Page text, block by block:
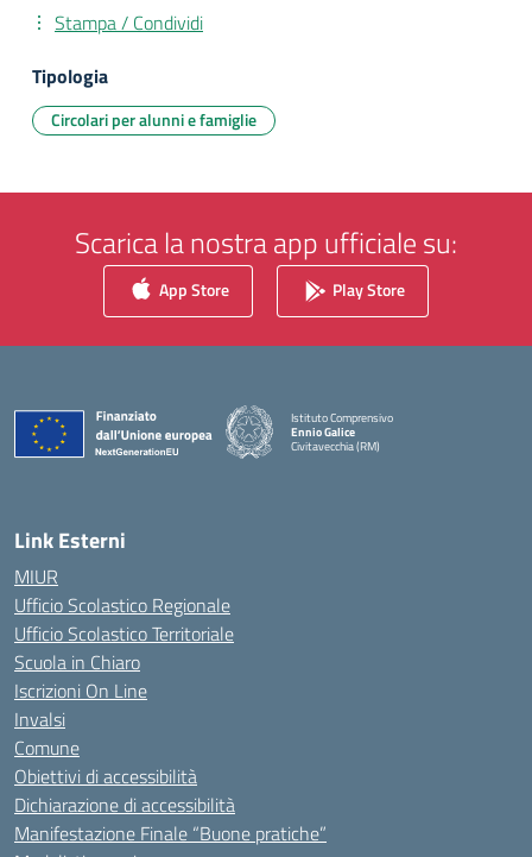
Stampa / Condividi
Tipologia
Circolari per alunni e famiglie
Scarica la nostra app ufficiale su:
App Store Play Store
Istituto Comprensivo
Ennio Galice
Civitavecchia (RM)
Link Esterni
MIUR
Ufficio Scolastico Regionale
Ufficio Scolastico Territoriale
Scuola in Chiaro
Iscrizioni On Line
Invalsi
Comune
Obiettivi di accessibilità
Dichiarazione di accessibilità
Manifestazione Finale “Buone pratiche”